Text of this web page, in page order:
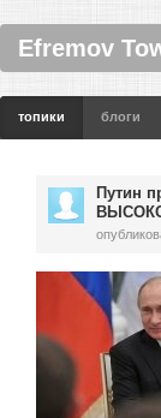
Efremov
топики блоги
Путин